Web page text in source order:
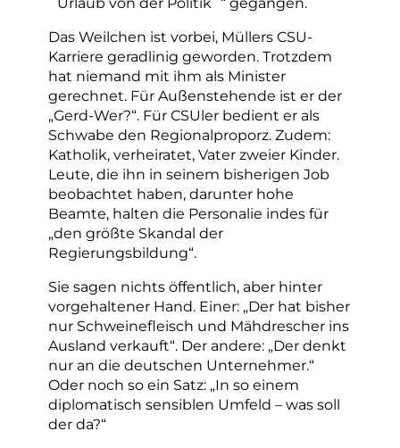
Das Weilchen ist vorbei, Müllers CSU-
Karriere geradlinig geworden. Trotzdem
hat niemand mit ihm als Minister
gerechnet. Für Außenstehende ist er der
„Gerd-Wer?“. Für CSUler bedient er als
Schwabe den Regionalproporz. Zudem:
Katholik, verheiratet, Vater zweier Kinder.
Leute, die ihn in seinem bisherigen Job
beobachtet haben, darunter hohe
Beamte, halten die Personalie indes für
„den größte Skandal der
Regierungsbildung“.
Sie sagen nichts öffentlich, aber hinter
vorgehaltener Hand. Einer: „Der hat bisher
nur Schweinefleisch und Mähdrescher ins
Ausland verkauft“. Der andere: „Der denkt
nur an die deutschen Unternehmer.“
Oder noch so ein Satz: „In so einem
diplomatisch sensiblen Umfeld – was soll
der da?“